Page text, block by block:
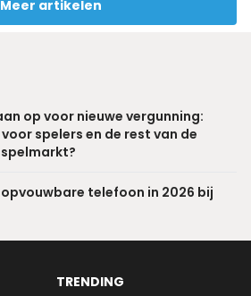
Meer artikelen
op voor nieuwe vergunning:
spelers en de rest van de
telefoon in 2026 bij
TRENDING